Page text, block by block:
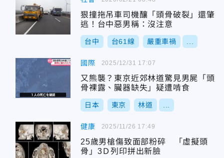
狠撞拖吊車司機釀「頭骨破裂」還肇
逃！台中惡男稱：沒注意
台中 台61線 嚴重車禍
國際
又熊襲？東京近郊林道驚見男屍「頭
骨裸露、臟器缺失」疑遭啃食
日本 東京 林道
2025/12/31 17:07
健康
25歲男槍傷致面部粉碎 「虛擬頭
骨」3Ｄ列印拼出新臉
2025/11/26 17:49